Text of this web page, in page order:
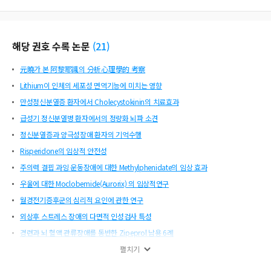
해당 권호 수록 논문 (21)
元曉가 본 阿黎耶識의 分析心理學的 考察
Lithium이 인체의 세포성 면역기능에 미치는 영향
만성정신분열증 환자에서 Cholecystokinin의 치료효과
급성기 정신분열병 환자에서의 정량화 뇌파 소견
정신분열증과 양극성장애 환자의 기억수행
Risperidone의 임상적 안전성
주의력 결핍 과잉 운동장애에 대한 Methylphenidate의 임상 효과
우울에 대한 Moclobemide(Aurorix) 의 임상적연구
월경전기증후군의 심리적 요인에 관한 연구
외상후 스트레스 장애의 다면적 인성검사 특성
경련과 뇌 혈액 관류장애를 동반한 Zipeprol 남용 6례
사회공포증에 관한 10년간의 임상연구펼치기